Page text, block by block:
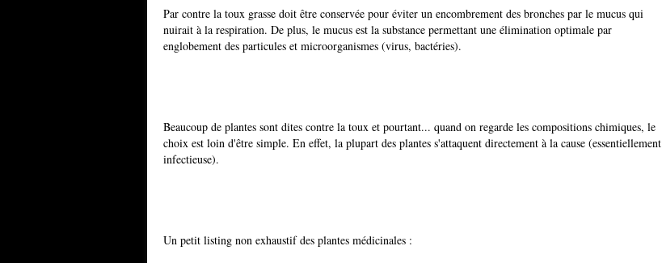
Par contre la toux grasse doit être conservée pour éviter un encombrement des bronches par le mucus qui
nuirait à la respiration. De plus, le mucus est la substance permettant une élimination optimale par
englobement des particules et microorganismes (virus, bactéries).
Beaucoup de plantes sont dites contre la toux et pourtant... quand on regarde les compositions chimiques, le
choix est loin d'être simple. En effet, la plupart des plantes s'attaquent directement à la cause (essentiellement
infectieuse).
Un petit listing non exhaustif des plantes médicinales :